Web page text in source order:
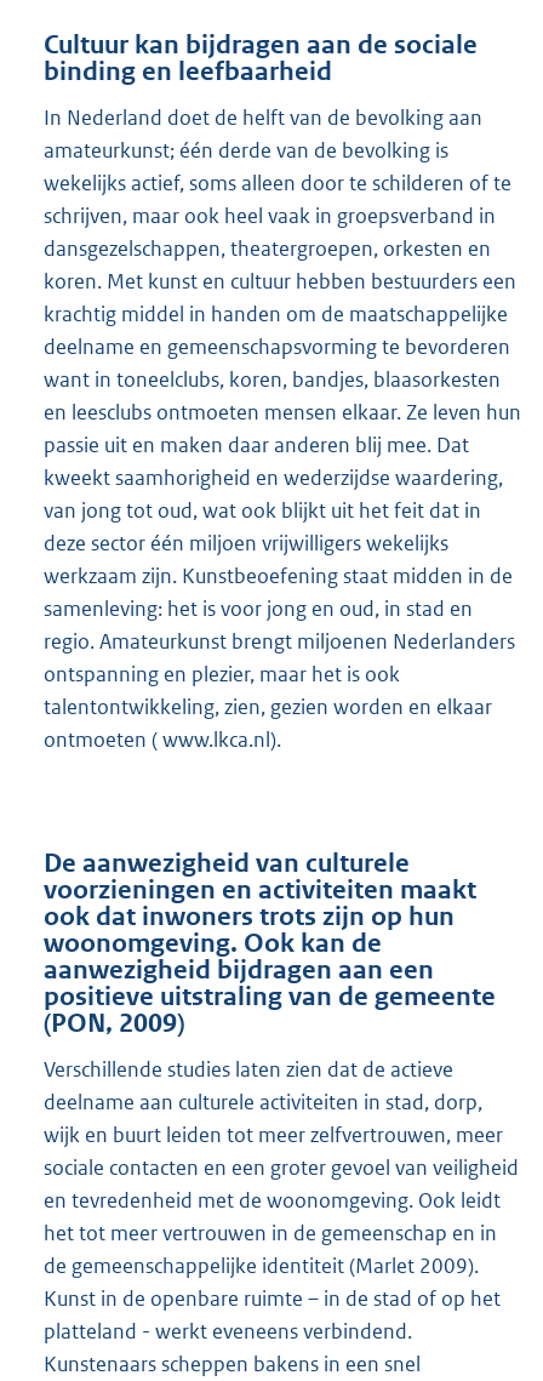
Cultuur kan bijdragen aan de sociale
binding en leefbaarheid
In Nederland doet de helft van de bevolking aan
amateurkunst; één derde van de bevolking is
wekelijks actief, soms alleen door te schilderen of te
schrijven, maar ook heel vaak in groepsverband in
dansgezelschappen, theatergroepen, orkesten en
koren. Met kunst en cultuur hebben bestuurders een
krachtig middel in handen om de maatschappelijke
deelname en gemeenschapsvorming te bevorderen
want in toneelclubs, koren, bandjes, blaasorkesten
en leesclubs ontmoeten mensen elkaar. Ze leven hun
passie uit en maken daar anderen blij mee. Dat
kweekt saamhorigheid en wederzijdse waardering,
van jong tot oud, wat ook blijkt uit het feit dat in
deze sector één miljoen vrijwilligers wekelijks
werkzaam zijn. Kunstbeoefening staat midden in de
samenleving: het is voor jong en oud, in stad en
regio. Amateurkunst brengt miljoenen Nederlanders
ontspanning en plezier, maar het is ook
talentontwikkeling, zien, gezien worden en elkaar
ontmoeten ( www.lkca.nl).
De aanwezigheid van culturele
voorzieningen en activiteiten maakt
ook dat inwoners trots zijn op hun
woonomgeving. Ook kan de
aanwezigheid bijdragen aan een
positieve uitstraling van de gemeente
(PON, 2009)
Verschillende studies laten zien dat de actieve
deelname aan culturele activiteiten in stad, dorp,
wijk en buurt leiden tot meer zelfvertrouwen, meer
sociale contacten en een groter gevoel van veiligheid
en tevredenheid met de woonomgeving. Ook leidt
het tot meer vertrouwen in de gemeenschap en in
de gemeenschappelijke identiteit (Marlet 2009).
Kunst in de openbare ruimte – in de stad of op het
platteland - werkt eveneens verbindend.
Kunstenaars scheppen bakens in een snel